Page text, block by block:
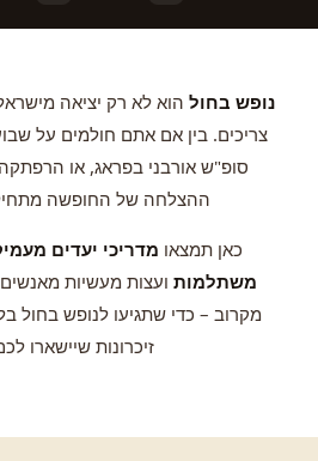
נופש בחול הוא לא רק יציאה
צריכים. בין אם אתם חולמים על
סופ"ש אורבני בפראג, או הרפתקה
ההצלחה של החופשה
כאן תמצאו מדריכי יעדים
משתלמות ועצות מעשיות
מקרוב – כדי שתגיעו לנופש בחול
זיכרונות שיישארו